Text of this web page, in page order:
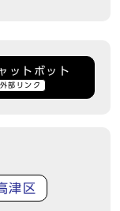
ットボット
外部リンク
津区